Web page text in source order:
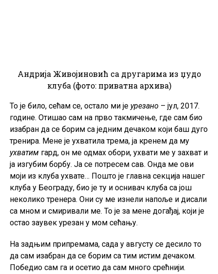
Андрија Живојиновић са другарима из џудо
клуба (фото: приватна архива)
То је било, сећам се, остало ми је урезано – јул, 2017.
године. Отишао сам на прво такмичење, где сам био
изабран да се борим са једним дечаком који баш дуго
тренира. Мене је ухватила трема, ја кренем да му
ухватим гард, он ме одмах обори, ухвати ме у захват и
ја изгубим борбу. Ја се потресем сав. Онда ме ови
моји из клуба ухвате… Пошто је главна секција нашег
клуба у Београду, био је ту и оснивач клуба са још
неколико тренера. Они су ме изнели напоље и дисали
са мном и смиривали ме. То је за мене догађај, који је
остао заувек урезан у мом сећању.
На задњим припремама, сада у августу се десило то
да сам изабран да се борим са тим истим дечаком.
Победио сам га и осетио да сам много срећнији.